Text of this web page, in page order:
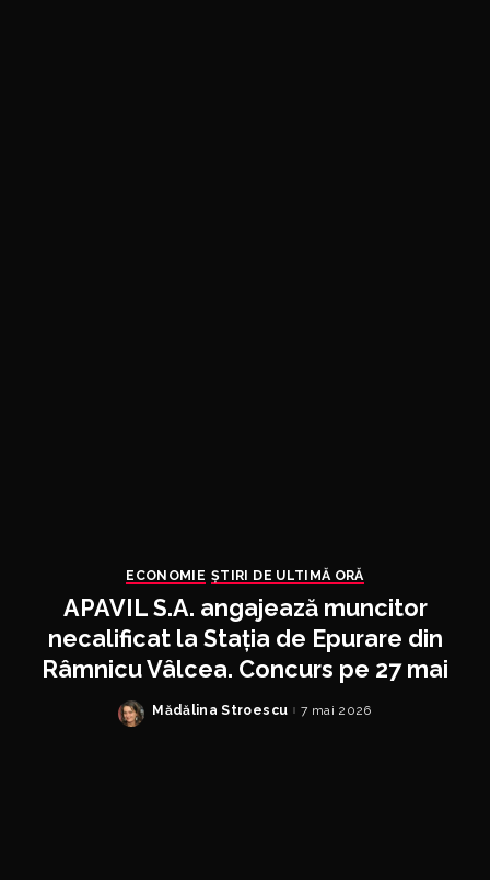
ECONOMIE ȘTIRI DE ULTIMĂ ORĂ
APAVIL S.A. angajează muncitor
necalificat la Stația de Epurare din
Râmnicu Vâlcea. Concurs pe 27 mai
Posted
Mădălina Stroescu 7 mai 2026